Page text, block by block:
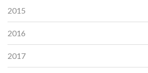
2015
2016
2017